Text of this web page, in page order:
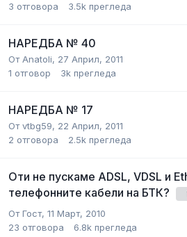
3 отговора 3.5k прегледа
НАРЕДБА № 40
ОтAnatoli, 27 Април, 2011
1 отговор 3k прегледа
НАРЕДБА № 17
Отvtbg59, 22 Април, 2011
2 отговора 2.5k прегледа
Оти не пускаме ADSL, VDSL и
телефонните кабели на БТК?
ОтГост, 11 Март, 2010
23 отговора 6.8k прегледа